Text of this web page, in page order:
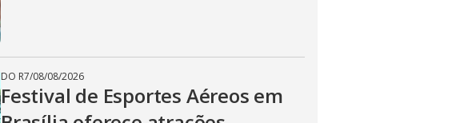
DO R7/08/08/2026
Festival de Esportes Aéreos em